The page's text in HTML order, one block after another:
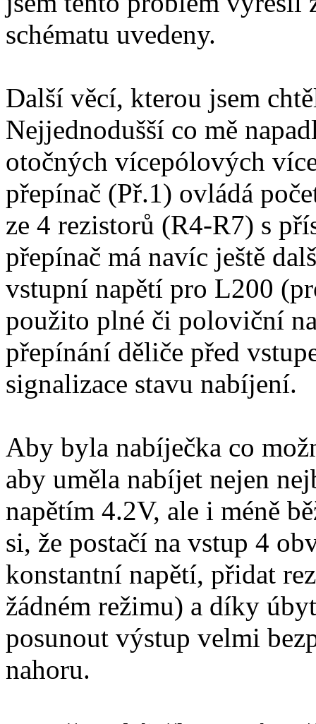
schématu uvedeny.
Další věcí, kterou jsem
Nejjednodušší co mě
otočných vícepólových
přepínač (Př.1) ovládá
ze 4 rezistorů (R4-R7) s
přepínač má navíc ještě
vstupní napětí pro L200
použito plné či poloviční
přepínání děliče před
signalizace stavu nabíjení.
Aby byla nabíječka co
aby uměla nabíjet nejen
napětím 4.2V, ale i méně
si, že postačí na vstup 4
konstantní napětí, přidat
žádném režimu) a díky
posunout výstup velmi
nahoru.